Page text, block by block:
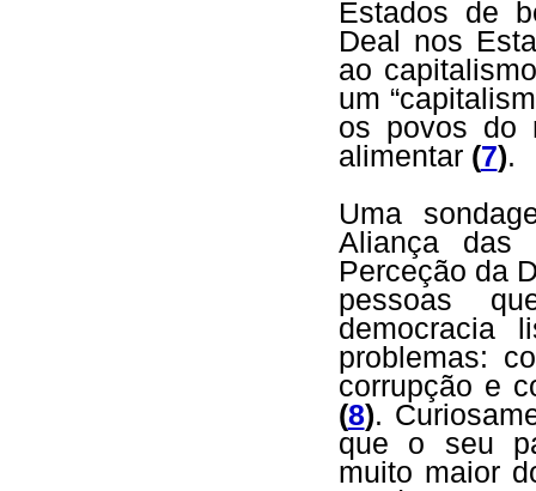
Estados de
Deal nos
ao
um
os povos do
alimentar (7).
Uma
Aliança das
Perceção da
pessoas
democracia
problemas:
corrupção e
(8).
que o seu
muito maior